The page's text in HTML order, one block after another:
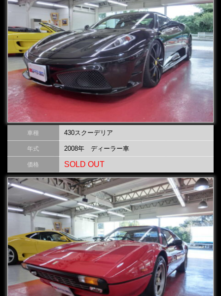
車種 430スクーデリア
年式 2008年 ディーラー車
価格 SOLD OUT